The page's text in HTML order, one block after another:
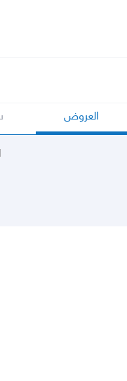
العروض